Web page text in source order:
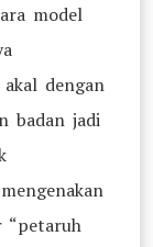
model
dengan
badan jadi
“petaruh